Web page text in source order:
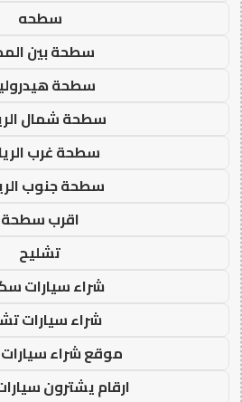
سطحه
سطحة بين
سطحة
سطحة شمال
سطحة غرب
سطحة جنوب
اقرب سطحة
تشليح
شراء سيارات
شراء سيارات
موقع شراء
ارقام يشترون